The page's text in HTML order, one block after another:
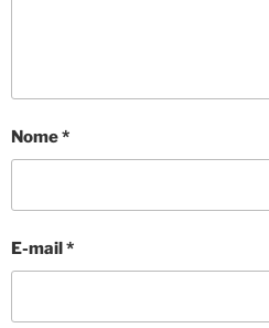
Nome*
E-mail*